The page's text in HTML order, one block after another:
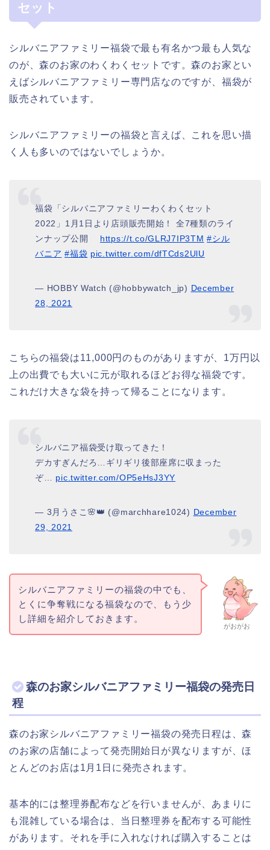
セット
シルバニアファミリー福袋で最も有名かつ最も人気な
のが、森のお家のわくわくセットです。森のお家とい
えばシルバニアファミリー専門店なのですが、福袋が
販売されています。
シルバニアファミリーの福袋と言えば、これを思い描
く人も多いのではないでしょうか。
福袋「シルバニアファミリーわくわくセット
2022」1月1日より店頭販売開始！ 全7種類のライ
ンナップ公開 https://t.co/GLRJ7IP3TM #シル
バニア #福袋 pic.twitter.com/dfTCds2UlU
— HOBBY Watch (@hobbywatch_jp) December
28, 2021
こちらの福袋は11,000円のものがありますが、1万円以
上の出費でも大いに元が取れるほどお得な福袋です。
これだけ大きな袋を持って帰ることになります。
シルバニア福袋受け取ってきた！
デカすぎんだろ…ギリギリ後部座席に収まった
ぞ… pic.twitter.com/OP5eHsJ3YY
— 3月うさこ🌸👑 (@marchhare1024) December
29, 2021
がおがお
シルバニアファミリーの福袋の中でも、
とくに争奪戦になる福袋なので、もう少
し詳細を紹介しておきます。
森のお家シルバニアファミリー福袋の発売日
程
森のお家シルバニアファミリー福袋の発売日程は、森
のお家の店舗によって発売開始日が異なりますが、ほ
とんどのお店は1月1日に発売されます。
基本的には整理券配布などを行いませんが、あまりに
も混雑している場合は、当日整理券を配布する可能性
があります。それを手に入れなければ購入することは